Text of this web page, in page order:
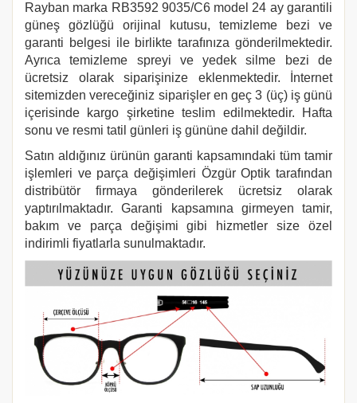
Rayban marka RB3592 9035/C6 model 24 ay garantili
güneş gözlüğü orijinal kutusu, temizleme bezi ve
garanti belgesi ile birlikte tarafınıza gönderilmektedir.
Ayrıca temizleme spreyi ve yedek silme bezi de
ücretsiz olarak siparişinize eklenmektedir. İnternet
sitemizden vereceğiniz siparişler en geç 3 (üç) iş günü
içerisinde kargo şirketine teslim edilmektedir. Hafta
sonu ve resmi tatil günleri iş gününe dahil değildir.
Satın aldığınız ürünün garanti kapsamındaki tüm tamir
işlemleri ve parça değişimleri Özgür Optik tarafından
distribütör firmaya gönderilerek ücretsiz olarak
yaptırılmaktadır. Garanti kapsamına girmeyen tamir,
bakım ve parça değişimi gibi hizmetler size özel
indirimli fiyatlarla sunulmaktadır.